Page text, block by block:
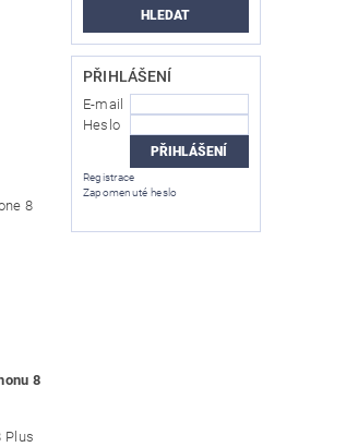
8
8
Plus
PŘIHLÁŠENÍ
E-mail
Heslo
Registrace
Zapomenuté heslo